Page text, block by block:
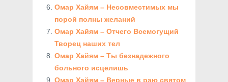
Омар Хайям – Несовместимых мы
порой полны желаний
Омар Хайям – Отчего Всемогущий
Творец наших тел
Омар Хайям – Ты безнадежного
больного исцелишь
Омар Хайям – Верные в раю святом